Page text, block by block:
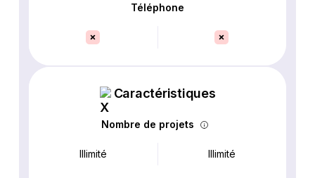
Téléphone
Caractéristiques
Nombre de projets
Illimité Illimité